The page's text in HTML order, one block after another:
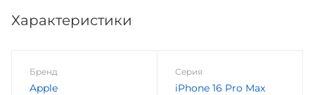
Характеристики
Бренд
Apple
Серия
iPhone 16 Pro Max